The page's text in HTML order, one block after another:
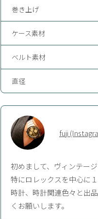
巻き上げ
ケース素材
ベルト素材
直径
fuji
初めまして、ヴィンテー
特にロレックスを中心に
時計、時計関連色々と出
くお願いします。